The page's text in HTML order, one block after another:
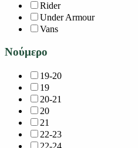
Rider
Under Armour
Vans
Νούμερο
19-20
19
20-21
20
21
22-23
22-24